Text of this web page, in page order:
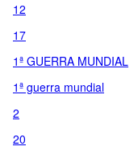
12
17
1ª GUERRA MUNDIAL
1ª guerra mundial
2
20